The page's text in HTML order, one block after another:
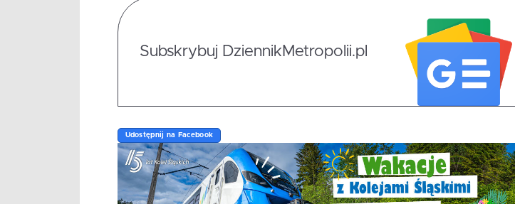
Subskrybuj DziennikMetropolii.pl
Udostępnij na Facebook